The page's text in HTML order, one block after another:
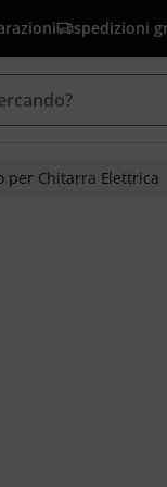
spedizioni
per Chitarra Elettrica